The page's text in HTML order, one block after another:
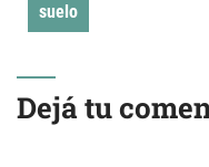
suelo
Dejá tu